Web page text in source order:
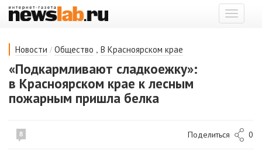
Показать
меню
Новости / Общество , В Красноярском крае
«Подкармливают сладкоежку»:
в Красноярском крае к лесным
пожарным пришла белка
8 Поделиться 0